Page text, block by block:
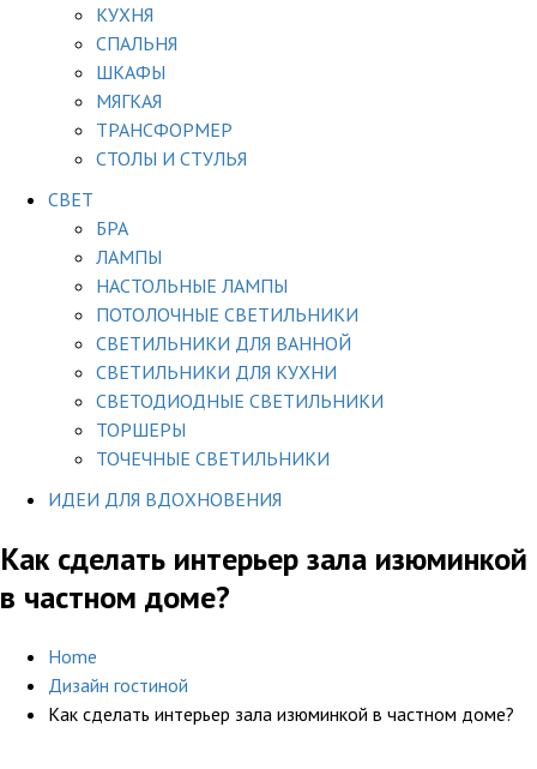
КУХНЯ
СПАЛЬНЯ
ШКАФЫ
МЯГКАЯ
ТРАНСФОРМЕР
СТОЛЫ И СТУЛЬЯ
СВЕТ
БРА
ЛАМПЫ
НАСТОЛЬНЫЕ ЛАМПЫ
ПОТОЛОЧНЫЕ СВЕТИЛЬНИКИ
СВЕТИЛЬНИКИ ДЛЯ ВАННОЙ
СВЕТИЛЬНИКИ ДЛЯ КУХНИ
СВЕТОДИОДНЫЕ СВЕТИЛЬНИКИ
ТОРШЕРЫ
ТОЧЕЧНЫЕ СВЕТИЛЬНИКИ
ИДЕИ ДЛЯ ВДОХНОВЕНИЯ
Как сделать интерьер зала изюминкой
в частном доме?
Home
Дизайн гостиной
Как сделать интерьер зала изюминкой в частном доме?